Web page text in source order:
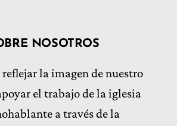
NOSOTROS
la imagen de nuestro
el trabajo de la iglesia
a través de la